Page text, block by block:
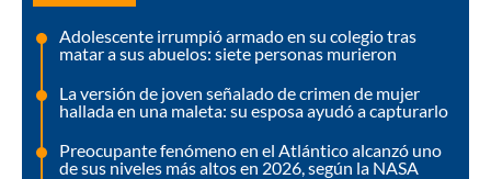
Adolescente irrumpió armado en su colegio tras
matar a sus abuelos: siete personas murieron
La versión de joven señalado de crimen de mujer
hallada en una maleta: su esposa ayudó a capturarlo
Preocupante fenómeno en el Atlántico alcanzó uno
de sus niveles más altos en 2026, según la NASA